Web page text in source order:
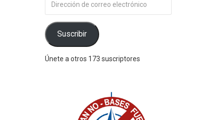
de
correo
electrónico
Suscribir
Únete a otros 173 suscriptores